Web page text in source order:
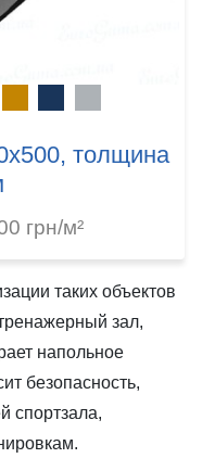
толщина
грн/м²
таких объектов
зал,
напольное
безопасность,
спортзала,